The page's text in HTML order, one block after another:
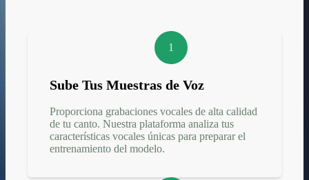
1
Sube Tus Muestras de Voz
Proporciona grabaciones vocales de alta calidad
de tu canto. Nuestra plataforma analiza tus
características vocales únicas para preparar el
entrenamiento del modelo.